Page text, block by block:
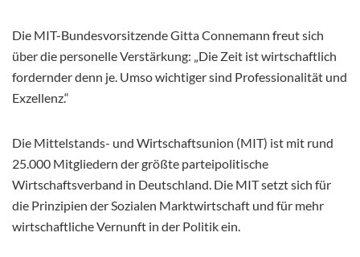
Die MIT-Bundesvorsitzende Gitta Connemann freut sich
über die personelle Verstärkung: „Die Zeit ist wirtschaftlich
fordernder denn je. Umso wichtiger sind Professionalität und
Exzellenz.“
Die Mittelstands- und Wirtschaftsunion (MIT) ist mit rund
25.000 Mitgliedern der größte parteipolitische
Wirtschaftsverband in Deutschland. Die MIT setzt sich für
die Prinzipien der Sozialen Marktwirtschaft und für mehr
wirtschaftliche Vernunft in der Politik ein.